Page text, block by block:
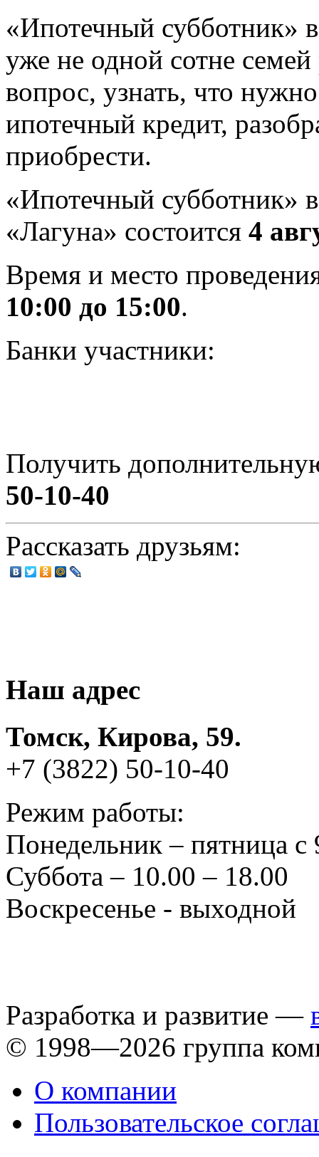
«Ипотечный субботник»
уже не одной сотне
вопрос, узнать, что
ипотечный кредит,
приобрести.
«Ипотечный субботник»
«Лагуна» состоится 4
Время и место
10:00 до 15:00.
Банки участники:
Получить
50-10-40
Рассказать друзьям:
Наш адрес
Томск, Кирова, 59.
+7 (3822) 50-10-40
Режим работы:
Понедельник – пятница с
Суббота – 10.00 – 18.00
Воскресенье - выходной
Разработка и развитие —
© 1998—2026 группа
О компании
Пользовательское